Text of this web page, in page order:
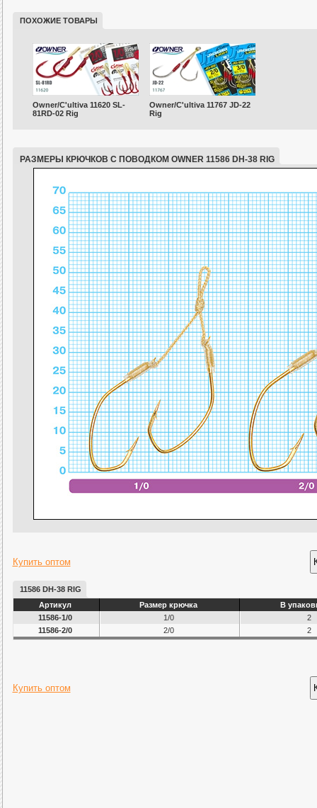
ПОХОЖИЕ ТОВАРЫ
Owner/C'ultiva 11620 SL-
81RD-02 Rig
Owner/C'ultiva 11767 JD-22
Rig
РАЗМЕРЫ КРЮЧКОВ С ПОВОДКОМ OWNER 11586 DH-38 RIG
Купить оптом
11586 DH-38 RIG
Артикул
Размер крючка
В
11586-1/0
1/0
2
11586-2/0
2/0 2
Купить оптом